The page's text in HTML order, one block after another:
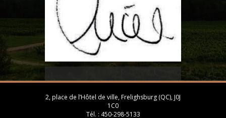
2, place de l’Hôtel de ville, Frelighsburg (QC), J0J
1C0
Tél. : 450-298-5133